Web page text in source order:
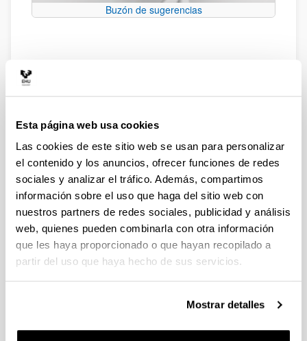
Esta página web usa cookies
Las cookies de este sitio web se usan para personalizar
el contenido y los anuncios, ofrecer funciones de redes
sociales y analizar el tráfico. Además, compartimos
información sobre el uso que haga del sitio web con
nuestros partners de redes sociales, publicidad y análisis
web, quienes pueden combinarla con otra información
que les haya proporcionado o que hayan recopilado a
partir del uso que haya hecho de sus servicios.
Mostrar detalles
Buzón de sugerencias
Donaciones a la UPV/EHU
aceptación de donaciones
Inicio: Presentación del documento que se facilita
inferior de esta página, dirigido a la Vicegerencia
de Patrimonio y Contratación.
Informes: Recibido el documento se solicitan
informes al destinatario de la donación, (Centro,
Departamento, Campus, etc.), a la Vicegerencia
del Campus en el que se encuentre éste, informe
de valoración económica e informe del Servicio
de Patrimonio.
Propuesta de aceptación de la donación por la
Gerencia de la UPV/EHU.
Rector o Rectora de la UPV/EHU.